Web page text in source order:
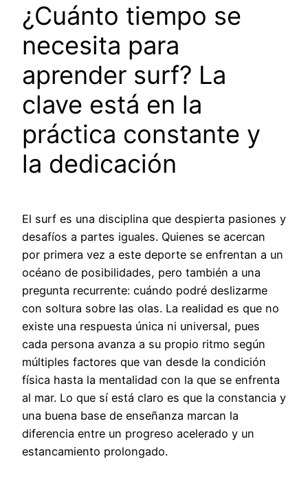
¿Cuánto tiempo se
necesita para
aprender surf? La
clave está en la
práctica constante y
la dedicación
El surf es una disciplina que despierta pasiones y
desafíos a partes iguales. Quienes se acercan
por primera vez a este deporte se enfrentan a un
océano de posibilidades, pero también a una
pregunta recurrente: cuándo podré deslizarme
con soltura sobre las olas. La realidad es que no
existe una respuesta única ni universal, pues
cada persona avanza a su propio ritmo según
múltiples factores que van desde la condición
física hasta la mentalidad con la que se enfrenta
al mar. Lo que sí está claro es que la constancia y
una buena base de enseñanza marcan la
diferencia entre un progreso acelerado y un
estancamiento prolongado.